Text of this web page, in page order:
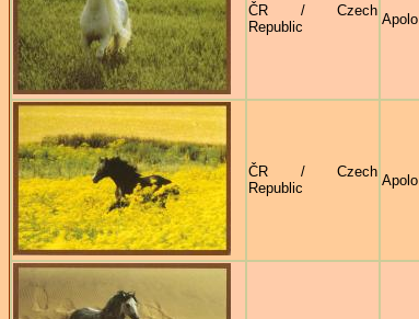
ČR / Czech
Republic
Apolo
ČR / Czech
Republic
Apolo